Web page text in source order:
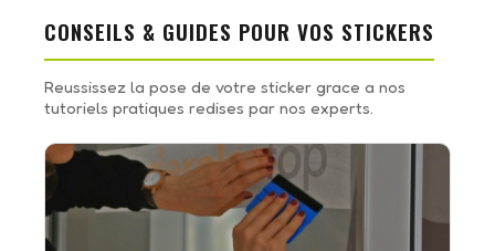
CONSEILS & GUIDES POUR VOS STICKERS
Reussissez la pose de votre sticker grace a nos
tutoriels pratiques redises par nos experts.